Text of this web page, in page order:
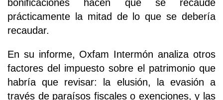
bonificaciones hacen que se recaude
prácticamente la mitad de lo que se debería
recaudar.
En su informe, Oxfam Intermón analiza otros
factores del impuesto sobre el patrimonio que
habría que revisar: la elusión, la evasión a
través de paraísos fiscales o exenciones, y las